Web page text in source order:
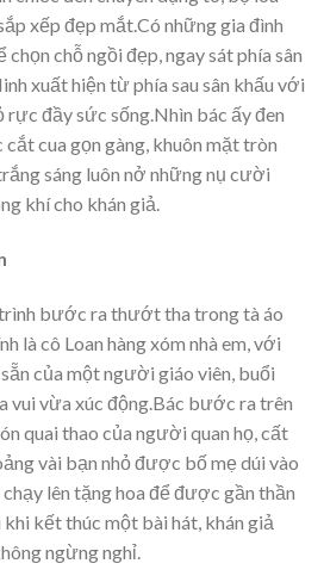
xếp đẹp mắt.Có những gia đình
chỗ ngồi đẹp, ngay sát phía sân
xuất hiện từ phía sau sân khấu với
rực đầy sức sống.Nhìn bác ấy đen
cua gọn gàng, khuôn mặt tròn
sáng luôn nở những nụ cười
khí cho khán giả.
bước ra thướt tha trong tà áo
là cô Loan hàng xóm nhà em, với
của một người giáo viên, buổi
vui vừa xúc động.Bác bước ra trên
quai thao của người quan họ, cất
vài bạn nhỏ được bố mẹ dúi vào
lên tặng hoa để được gần thần
kết thúc một bài hát, khán giả
ngừng nghỉ.